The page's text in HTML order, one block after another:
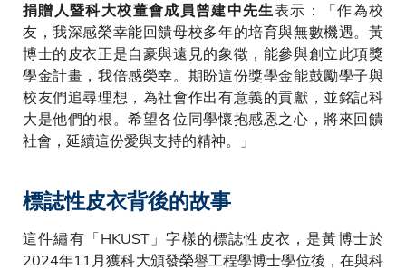
捐贈人暨科大校董會成員曾建中先生表示：「作為校
友，我深感榮幸能回饋母校多年的培育與無數機遇。黃
博士的皮衣正是自豪與遠見的象徵，能參與創立此項獎
學金計畫，我倍感榮幸。期盼這份獎學金能鼓勵學子與
校友們追尋理想，為社會作出有意義的貢獻，並銘記科
大是他們的根。希望各位同學懷抱感恩之心，將來回饋
社會，延續這份愛與支持的精神。」
標誌性皮衣背後的故事
這件繡有「HKUST」字樣的標誌性皮衣，是黃博士於
2024年11月獲科大頒發榮譽工程學博士學位後，在與科